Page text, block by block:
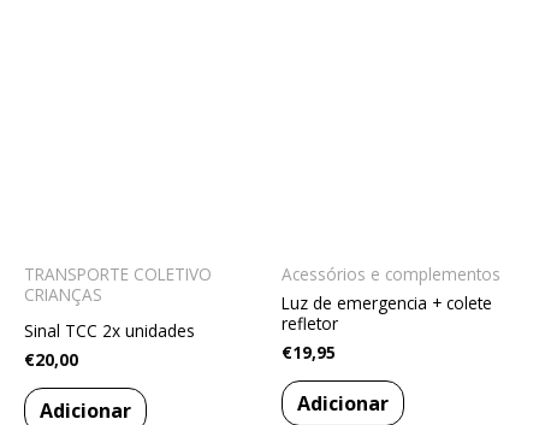
TRANSPORTE COLETIVO
CRIANÇAS
Sinal TCC 2x unidades
€20,00
Adicionar
Acessórios e complementos
Luz de emergencia + colete
refletor
€19,95
Adicionar